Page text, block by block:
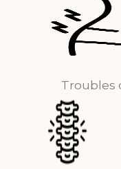
Troubles